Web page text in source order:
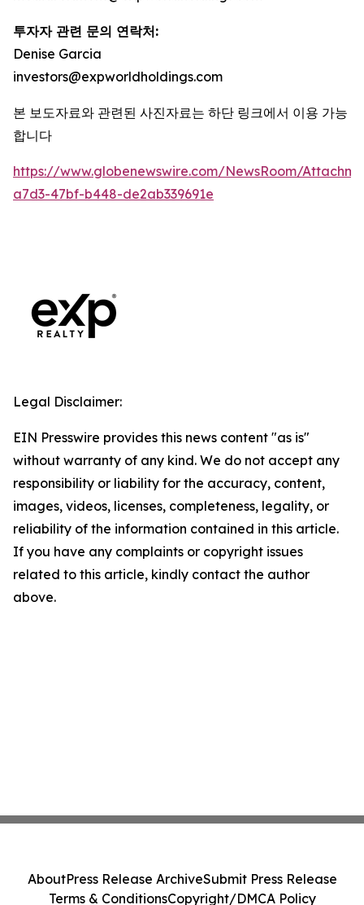
투자자 관련 문의 연락처:
Denise Garcia
investors@expworldholdings.com
본 보도자료와 관련된 사진자료는 하단 링크에서 이용 가능
합니다
https://www.globenewswire.com/NewsRoom/
a7d3-47bf-b448-de2ab339691e
Legal Disclaimer:
EIN Presswire provides this news content "as is"
without warranty of any kind. We do not accept any
responsibility or liability for the accuracy, content,
images, videos, licenses, completeness, legality, or
reliability of the information contained in this article.
If you have any complaints or copyright issues
related to this article, kindly contact the author
above.
AboutPress Release ArchiveSubmit Press Release
Terms & ConditionsCopyright/DMCA Policy